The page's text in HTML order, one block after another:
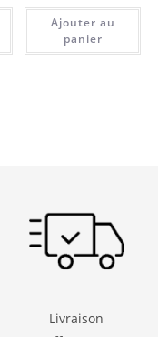
Ajouter au
panier
Livraison